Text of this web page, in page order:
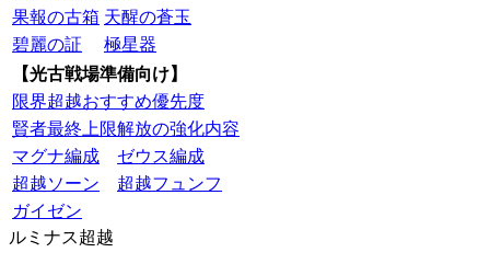
果報の古箱 天醒の蒼玉
碧麗の証
極星器
【光古戦場準備向け】
限界超越おすすめ優先度
賢者最終上限解放の強化内容
マグナ編成
ゼウス編成
超越ソーン
超越フュンフ
ガイゼン
ルミナス超越